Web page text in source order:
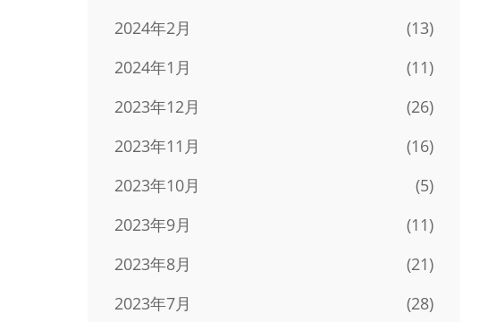
2024年2月
(13)
2024年1月
(11)
2023年12月
(26)
2023年11月
(16)
2023年10月
(5)
2023年9月
(11)
2023年8月
(21)
2023年7月
(28)